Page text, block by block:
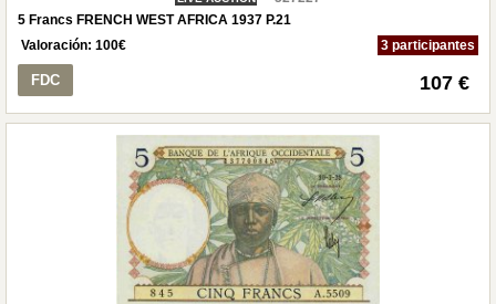
5 Francs FRENCH WEST AFRICA 1937 P.21
Valoración: 100€ 3 participantes
FDC 107 €